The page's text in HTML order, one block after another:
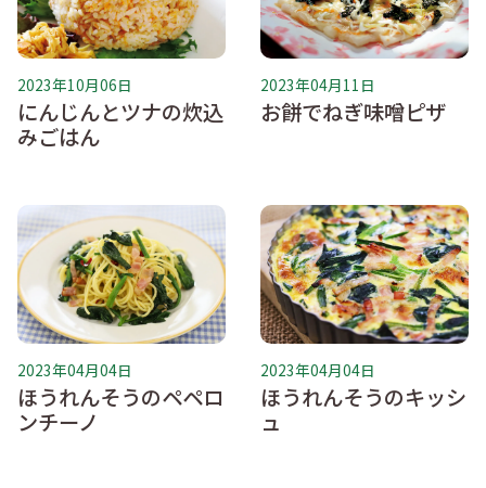
2023年10月06日
にんじんとツナの炊込
みごはん
2023年04月11日
お餅でねぎ味噌ピザ
2023年04月04日
ほうれんそうのペペロ
ンチーノ
2023年04月04日
ほうれんそうのキッシ
ュ